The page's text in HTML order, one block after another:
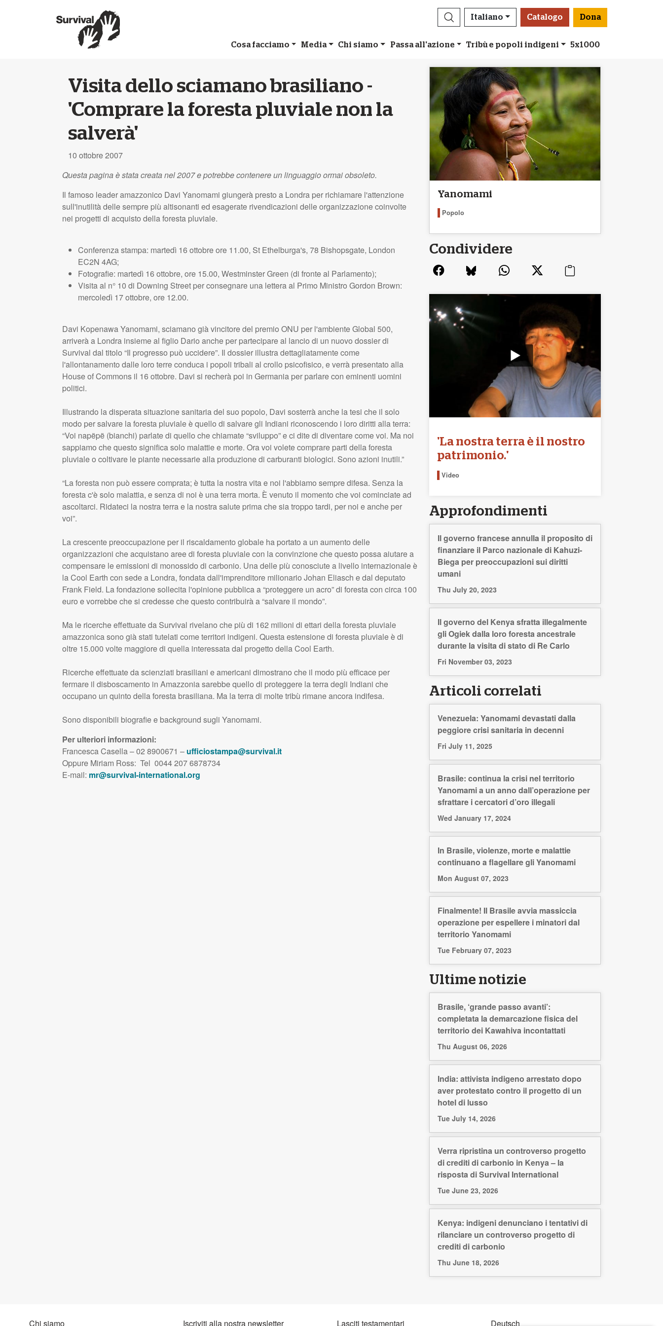
Italiano Catalogo Dona
Cosa facciamo Media Chi siamo Passa all'azione Tribù e popoli indigeni 5x1000
Visita dello sciamano brasiliano -
'Comprare la foresta pluviale non la
salverà'
10 ottobre 2007
Questa pagina è stata creata nel 2007 e potrebbe contenere un linguaggio ormai obsoleto.
Il famoso leader amazzonico Davi Yanomami giungerà presto a Londra per richiamare l'attenzione
sull'inutilità delle sempre più altisonanti ed esagerate rivendicazioni delle organizzazione coinvolte
nei progetti di acquisto della foresta pluviale.
Conferenza stampa: martedì 16 ottobre ore 11.00, St Ethelburga's, 78 Bishopsgate, London
EC2N 4AG;
Fotografie: martedì 16 ottobre, ore 15.00, Westminster Green (di fronte al Parlamento);
Visita al n° 10 di Downing Street per consegnare una lettera al Primo Ministro Gordon Brown:
mercoledì 17 ottobre, ore 12.00.
Davi Kopenawa Yanomami, sciamano già vincitore del premio ONU per l'ambiente Global 500,
arriverà a Londra insieme al figlio Dario anche per partecipare al lancio di un nuovo dossier di
Survival dal titolo “Il progresso può uccidere”. Il dossier illustra dettagliatamente come
l'allontanamento dalle loro terre conduca i popoli tribali al crollo psicofisico, e verrà presentato alla
House of Commons il 16 ottobre. Davi si recherà poi in Germania per parlare con eminenti uomini
politici.
Illustrando la disperata situazione sanitaria del suo popolo, Davi sosterrà anche la tesi che il solo
modo per salvare la foresta pluviale è quello di salvare gli Indiani riconoscendo i loro diritti alla terra:
“Voi napëpë (bianchi) parlate di quello che chiamate “sviluppo” e ci dite di diventare come voi. Ma noi
sappiamo che questo significa solo malattie e morte. Ora voi volete comprare parti della foresta
pluviale o coltivare le piante necessarie alla produzione di carburanti biologici. Sono azioni inutili.”
“La foresta non può essere comprata; è tutta la nostra vita e noi l'abbiamo sempre difesa. Senza la
foresta c'è solo malattia, e senza di noi è una terra morta. È venuto il momento che voi cominciate ad
ascoltarci. Ridateci la nostra terra e la nostra salute prima che sia troppo tardi, per noi e anche per
voi”.
La crescente preoccupazione per il riscaldamento globale ha portato a un aumento delle
organizzazioni che acquistano aree di foresta pluviale con la convinzione che questo possa aiutare a
compensare le emissioni di monossido di carbonio. Una delle più conosciute a livello internazionale è
la Cool Earth con sede a Londra, fondata dall'imprenditore milionario Johan Eliasch e dal deputato
Frank Field. La fondazione sollecita l'opinione pubblica a “proteggere un acro” di foresta con circa 100
euro e vorrebbe che si credesse che questo contribuirà a “salvare il mondo”.
Ma le ricerche effettuate da Survival rivelano che più di 162 milioni di ettari della foresta pluviale
amazzonica sono già stati tutelati come territori indigeni. Questa estensione di foresta pluviale è di
oltre 15.000 volte maggiore di quella interessata dal progetto della Cool Earth.
Ricerche effettuate da scienziati brasiliani e americani dimostrano che il modo più efficace per
fermare il disboscamento in Amazzonia sarebbe quello di proteggere la terra degli Indiani che
occupano un quinto della foresta brasiliana. Ma la terra di molte tribù rimane ancora indifesa.
Sono disponibili biografie e background sugli Yanomami.
Per ulteriori informazioni:
Francesca Casella – 02 8900671 – ufficiostampa@survival.it
Oppure Miriam Ross: Tel 0044 207 6878734
E-mail: mr@survival-international.org
Yanomami
Popolo
Condividere
'La nostra terra è il nostro
patrimonio.'
Video
Approfondimenti
Il governo francese annulla il proposito di
finanziare il Parco nazionale di Kahuzi-
Biega per preoccupazioni sui diritti
umani
Thu July 20, 2023
Il governo del Kenya sfratta illegalmente
gli Ogiek dalla loro foresta ancestrale
durante la visita di stato di Re Carlo
Fri November 03, 2023
Articoli correlati
Venezuela: Yanomami devastati dalla
peggiore crisi sanitaria in decenni
Fri July 11, 2025
Brasile: continua la crisi nel territorio
Yanomami a un anno dall’operazione per
sfrattare i cercatori d’oro illegali
Wed January 17, 2024
In Brasile, violenze, morte e malattie
continuano a flagellare gli Yanomami
Mon August 07, 2023
Finalmente! Il Brasile avvia massiccia
operazione per espellere i minatori dal
territorio Yanomami
Tue February 07, 2023
Ultime notizie
Brasile, ‘grande passo avanti’:
completata la demarcazione fisica del
territorio dei Kawahiva incontattati
Thu August 06, 2026
India: attivista indigeno arrestato dopo
aver protestato contro il progetto di un
hotel di lusso
Tue July 14, 2026
Verra ripristina un controverso progetto
di crediti di carbonio in Kenya – la
risposta di Survival International
Tue June 23, 2026
Kenya: indigeni denunciano i tentativi di
rilanciare un controverso progetto di
crediti di carbonio
Thu June 18, 2026
Chi siamo Iscriviti alla nostra newsletter Lasciti testamentari Deutsch